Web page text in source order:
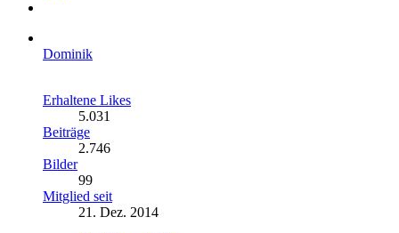
Dominik
Erhaltene Likes
5.031
Beiträge
2.746
Bilder
99
Mitglied seit
21. Dez. 2014